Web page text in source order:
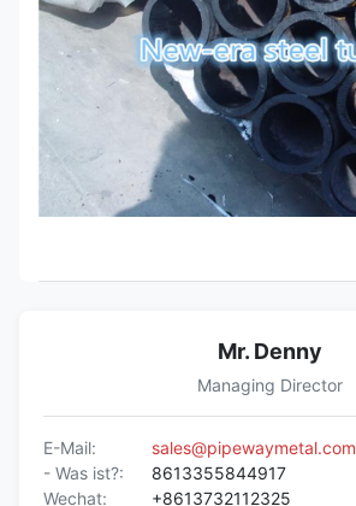
Mr. Denny
Managing Director
E-Mail:
sales@pipewaymetal.com
- Was ist?:
8613355844917
Wechat:
+8613732112325